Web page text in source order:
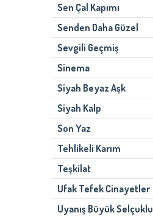
Sen Çal Kapımı
Senden Daha Güzel
Sevgili Geçmiş
Sinema
Siyah Beyaz Aşk
Siyah Kalp
Son Yaz
Tehlikeli Karım
Teşkilat
Ufak Tefek Cinayetler
Uyanış Büyük Selçuklu